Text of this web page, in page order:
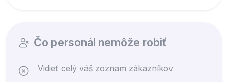
Čo personál nemôže robiť
Vidieť celý váš zoznam zákazníkov